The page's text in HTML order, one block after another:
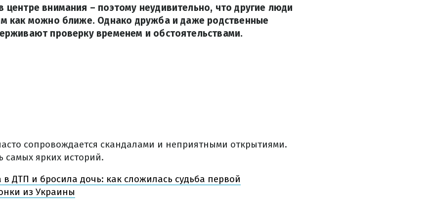
центре внимания – поэтому неудивительно, что другие люди
как можно ближе. Однако дружба и даже родственные
проверку временем и обстоятельствами.
сопровождается скандалами и неприятными открытиями.
самых ярких историй.
в ДТП и бросила дочь: как сложилась судьба первой
из Украины